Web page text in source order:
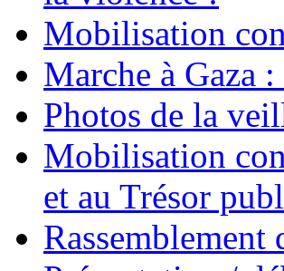
Mobilisation
Marche à Gaza
Photos de la
Mobilisation
et au Trésor
Rassemblement